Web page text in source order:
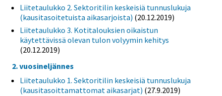
Liitetaulukko 2. Sektoritilin keskeisiä tunnuslukuja
(kausitasoitetuista aikasarjoista) (20.12.2019)
Liitetaulukko 3. Kotitalouksien oikaistun
käytettävissä olevan tulon volyymin kehitys
(20.12.2019)
2. vuosineljännes
Liitetaulukko 1. Sektoritilin keskeisiä tunnuslukuja
(kausitasoittamattomat aikasarjat) (27.9.2019)